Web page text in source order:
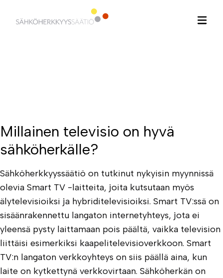
sisältöön
Millainen televisio on hyvä
sähköherkälle?
Sähköherkkyyssäätiö on tutkinut nykyisin myynnissä
olevia Smart TV -laitteita, joita kutsutaan myös
älytelevisioiksi ja hybriditelevisioiksi. Smart TV:ssä on
sisäänrakennettu langaton internetyhteys, jota ei
yleensä pysty laittamaan pois päältä, vaikka television
liittäisi esimerkiksi kaapelitelevisioverkkoon. Smart
TV:n langaton verkkoyhteys on siis päällä aina, kun
laite on kytkettynä verkkovirtaan. Sähköherkän on